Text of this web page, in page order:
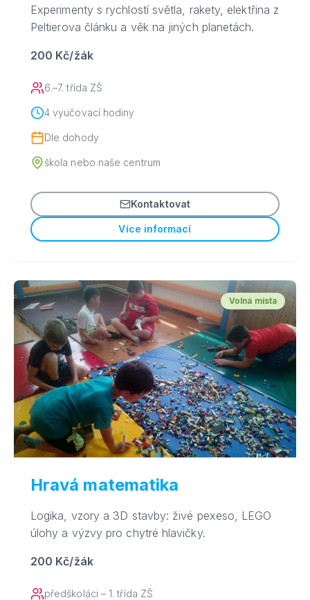
Experimenty s rychlostí světla, rakety, elektřina z
Peltierova článku a věk na jiných planetách.
200 Kč/žák
6.–7. třída ZŠ
4 vyučovací hodiny
Dle dohody
škola nebo naše centrum
Kontaktovat
Více informací
Volná místa
Hravá matematika
Logika, vzory a 3D stavby: živé pexeso, LEGO
úlohy a výzvy pro chytré hlavičky.
200 Kč/žák
předškoláci – 1. třída ZŠ